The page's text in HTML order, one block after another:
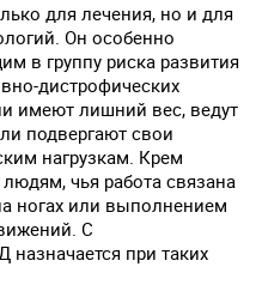
для лечения, но и для
Он особенно
в группу риска развития
дистрофических
имеют лишний вес, ведут
подвергают свои
нагрузкам. Крем
чья работа связана
ногах или выполнением
С
при таких